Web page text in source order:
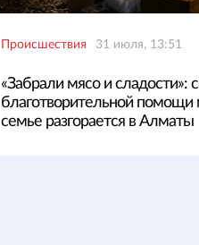
Происшествия 31 июля, 13:51
«Забрали мясо и сладости»:
благотворительной помощи
семье разгорается в Алматы